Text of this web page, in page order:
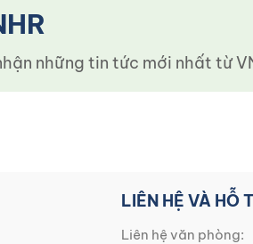
những tin tức mới nhất từ
LIÊN HỆ VÀ HỖ
Liên hệ văn phòng: